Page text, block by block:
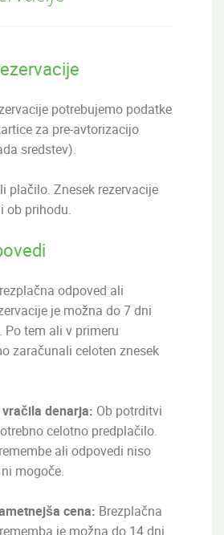
potrebujemo podatke
za pre-avtorizacijo
sredstev).
plačilo. Znesek rezervacije
ob prihodu.
odpoved ali
je možna do 7 dni
Po tem ali v primeru
zaračunali celoten znesek
denarja: Ob potrditvi
celotno predplačilo.
ali odpovedi niso
mogoče.
cena: Brezplačna
je možna do 14 dni